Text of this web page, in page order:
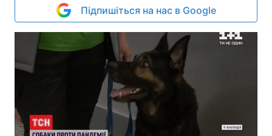
Підпишіться на нас в Google